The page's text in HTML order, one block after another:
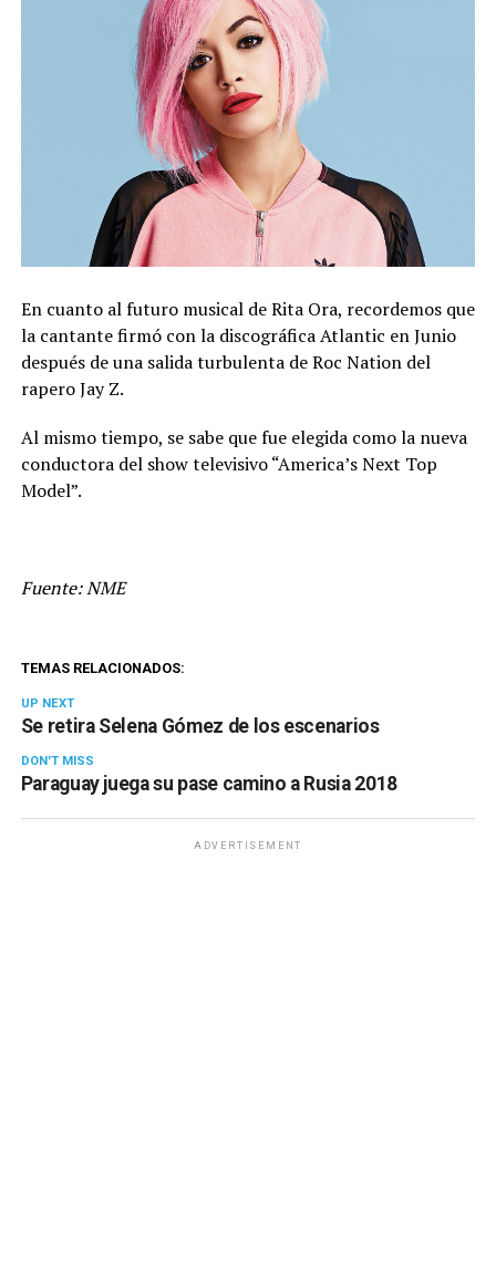
En cuanto al futuro musical de Rita Ora, recordemos que
la cantante firmó con la discográfica Atlantic en Junio
después de una salida turbulenta de Roc Nation del
rapero Jay Z.
Al mismo tiempo, se sabe que fue elegida como la nueva
conductora del show televisivo “America’s Next Top
Model”.
Fuente: NME
TEMAS RELACIONADOS:
UP NEXT
Se retira Selena Gómez de los escenarios
DON'T MISS
Paraguay juega su pase camino a Rusia 2018
ADVERTISEMENT